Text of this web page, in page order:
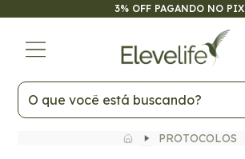
3% OFF PAGANDO NO PIX
PROTOCOLOS
FRETE GRÁTIS